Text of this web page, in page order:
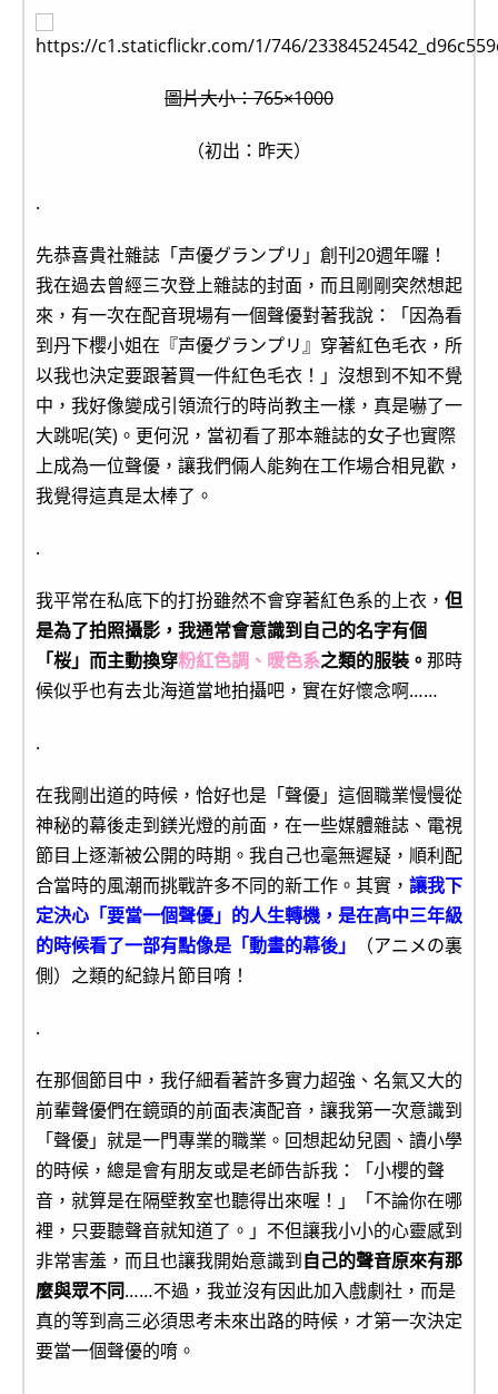
圖片大小：765×1000
（初出：昨天）
.
先恭喜貴社雜誌「声優グランプリ 」創刊20週年囉！
我在過去曾經三次登上雜誌的封面，而且剛剛突然想起
來，有一次在配音現場有一個聲優對著我說：「因為看
到丹下櫻小姐在『声優グランプリ』穿著紅色毛衣，所
以我也決定要跟著買一件紅色毛衣！」沒想到不知不覺
中，我好像變成引領流行的時尚教主一樣，真是嚇了一
大跳呢(笑)。更何況，當初看了那本雜誌的女子也實際
上成為一位聲優，讓我們倆人能夠在工作場合相見歡，
我覺得這真是太棒了。
.
我平常在私底下的打扮雖然不會穿著紅色系的上衣， 但
是為了拍照攝影，我通常會意識到自己的名字有個
「桜」而主動換穿粉紅色調、暖色系之類的服裝。 那時
候似乎也有去北海道當地拍攝吧，實在好懷念啊……
.
在我剛出道的時候，恰好也是「聲優」這個職業慢慢從
神秘的幕後走到鎂光燈的前面，在一些媒體雜誌、電視
節目上逐漸被公開的時期。我自己也毫無遲疑，順利配
合當時的風潮而挑戰許多不同的新工作。其實， 讓我下
定決心「要當一個聲優」的人生轉機，是在高中三年級
的時候看了一部有點像是「動畫的幕後」
（アニメの裏
側）之類的紀錄片節目唷！
.
在那個節目中，我仔細看著許多實力超強、名氣又大的
前輩聲優們在鏡頭的前面表演配音，讓我第一次意識到
「聲優」就是一門專業的職業。回想起幼兒園、讀小學
的時候，總是會有朋友或是老師告訴我：「小櫻的聲
音，就算是在隔壁教室也聽得出來喔！」「不論你在哪
裡，只要聽聲音就知道了。」不但讓我小小的心靈感到
非常害羞，而且也讓我開始意識到自己的聲音原來有那
麼與眾不同……不過，我並沒有因此加入戲劇社，而是
真的等到高三必須思考未來出路的時候，才第一次決定
要當一個聲優的唷。